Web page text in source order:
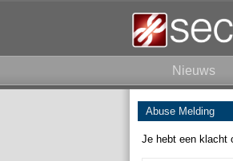
Nieuws
Abuse Melding
Je hebt een klacht